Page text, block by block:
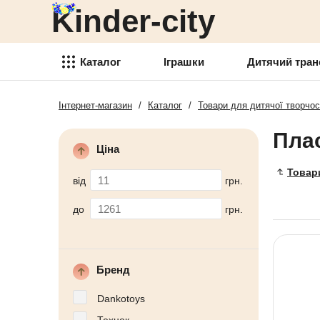
Kinder-city
Каталог
Іграшки
Детский транспорт
творчества
Детские спортивные товары
Аксессуары для детей
Детские украшения
Іграшки Дитячий
Детский транспорт
Товары для детского
Детские спортивные товары
Товари для активного отдыха
Аксессуары для детей
Детские украшения
Детская косметика
Новогодние украшения
Детская мебель
Інтернет-магазин / Каталог / Товари для дитячої
Ціна
від грн.
до грн.
Бренд
Dankotoys